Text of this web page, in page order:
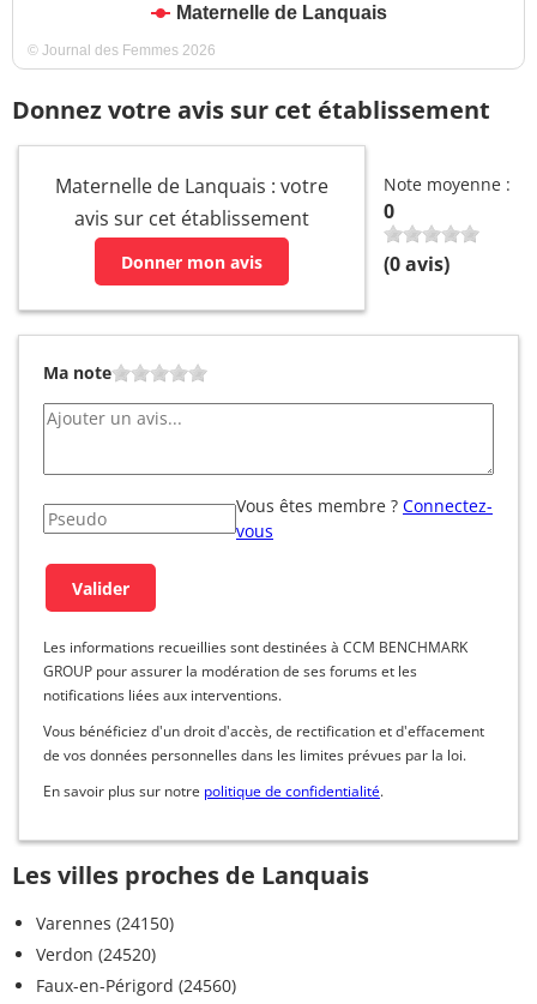
Maternelle de Lanquais
© Journal des Femmes 2026
Donnez votre avis sur cet établissement
Maternelle de Lanquais : votre
avis sur cet établissement
Donner mon avis
Note moyenne :
0
(0avis)
Ma note
Vous êtes membre ? Connectez-
vous
Les informations recueillies sont destinées à CCM BENCHMARK
GROUP pour assurer la modération de ses forums et les
notifications liées aux interventions.
Vous bénéficiez d'un droit d'accès, de rectification et d'effacement
de vos données personnelles dans les limites prévues par la loi.
En savoir plus sur notre politique de confidentialité.
Les villes proches de Lanquais
Varennes (24150)
Verdon (24520)
Faux-en-Périgord (24560)